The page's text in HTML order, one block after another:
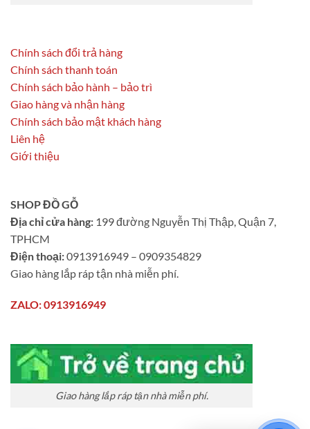
Chính sách đổi trả hàng
Chính sách thanh toán
Chính sách bảo hành – bảo trì
Giao hàng và nhận hàng
Chính sách bảo mật khách hàng
Liên hệ
Giới thiệu
SHOP ĐỒ GỖ
Địa chỉ cửa hàng: 199 đường Nguyễn Thị Thập, Quận 7,
TPHCM
Điện thoại:0913916949 – 0909354829
Giao hàng lắp ráp tận nhà miễn phí.
ZALO: 0913916949
Giao hàng lắp ráp tận nhà miễn phí.